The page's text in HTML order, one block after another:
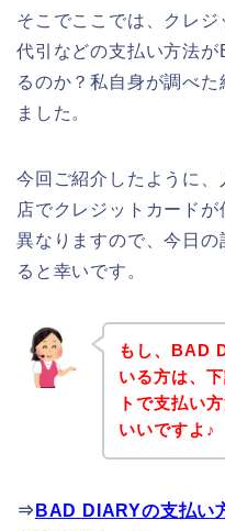
そこでここでは、クレジ
代引などの支払い方法
るのか？私自身が調べ
ました。
今回ご紹介したように
店でクレジットカードが
異なりますので、今日
ると幸いです。
もし、BAD
いる方は、
トで支払い
いいですよ♪
⇒ BAD DIARYの支払い